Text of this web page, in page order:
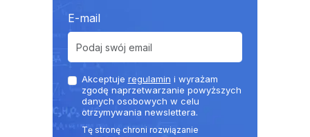
E-mail
Akceptuje regulamin i wyrażam
zgodę naprzetwarzanie powyższych
danych osobowych w celu
otrzymywania newslettera.